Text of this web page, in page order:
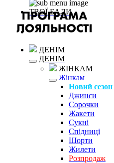
ТВОЇ БАЛИ
ДЕНІМ
ДЕНІМ
ЖІНКАМ
Жінкам
Новий сезон
Джинси
Сорочки
Жакети
Сукні
Спідниці
Шорти
Жилети
Розпродаж